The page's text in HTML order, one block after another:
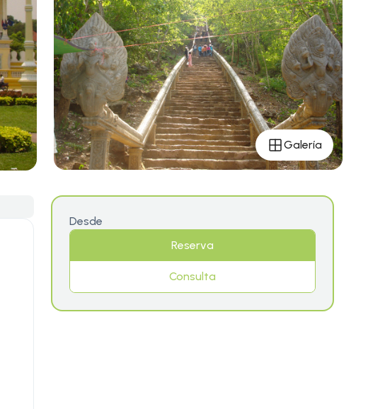
Galería
Desde
Reserva
Consulta